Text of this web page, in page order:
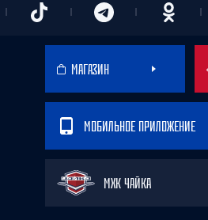
МАГАЗИН
МОБИЛЬНОЕ ПРИЛОЖЕНИЕ
МХК ЧАЙКА